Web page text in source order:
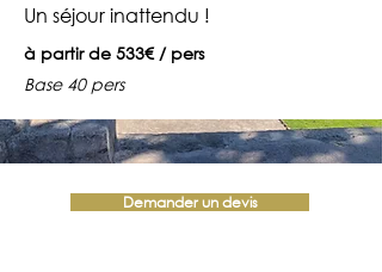
Un séjour inattendu !
à partir de 533€ / pers
Base 40 pers
Demander un devis